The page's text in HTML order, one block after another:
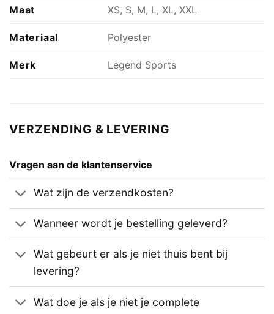
Maat XS, S, M, L, XL, XXL
Materiaal Polyester
Merk Legend Sports
VERZENDING & LEVERING
Vragen aan de klantenservice
Wat zijn de verzendkosten?
Wanneer wordt je bestelling geleverd?
Wat gebeurt er als je niet thuis bent bij
levering?
Wat doe je als je niet je complete